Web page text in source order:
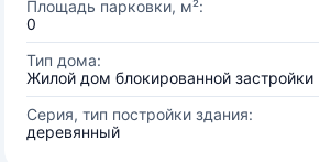
Площадь парковки, м²:
0
Тип дома:
Жилой дом блокированной застройки
Серия, тип постройки здания:
деревянный